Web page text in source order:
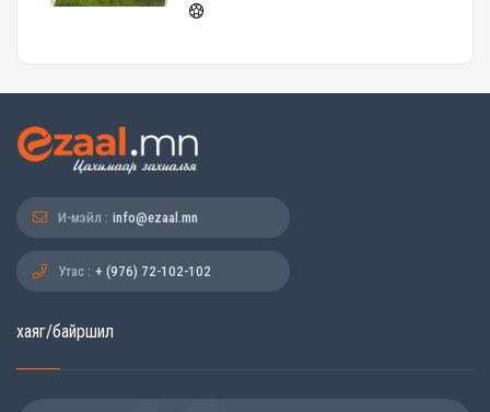
И-мэйл : info@ezaal.mn
Утас : + (976) 72-102-102
хаяг/байршил